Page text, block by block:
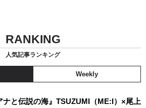
RANKING
人気記事ランキング
Weekly
ナと伝説の海』TSUZUMI（ME:I）×尾上